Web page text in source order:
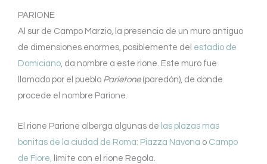
PARIONE
Al sur de Campo Marzio, la presencia de un muro antiguo
de dimensiones enormes, posiblemente del estadio de
Domiciano, da nombre a este rione. Este muro fue
llamado por el pueblo Parietone(paredón), de donde
procede el nombre Parione.
El rione Parione alberga algunas de las plazas más
bonitas de la ciudad de Roma: Piazza Navona o Campo
de Fiore, límite con el rione Regola.